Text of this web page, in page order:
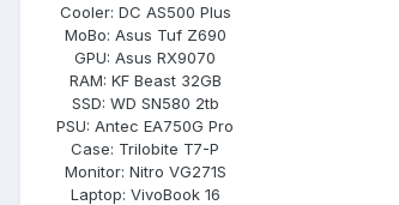
Cooler: DC AS500 Plus
MoBo: Asus Tuf Z690
GPU: Asus RX9070
RAM: KF Beast 32GB
SSD: WD SN580 2tb
PSU: Antec EA750G Pro
Case: Trilobite T7-P
Monitor: Nitro VG271S
Laptop: VivoBook 16